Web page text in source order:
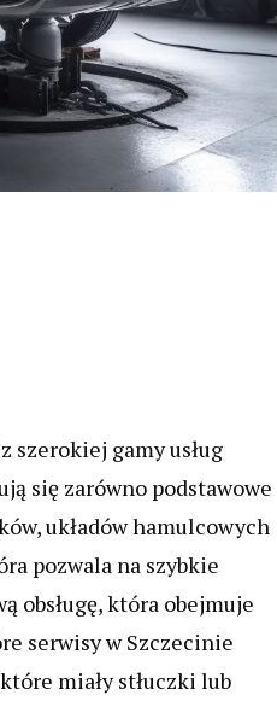
szerokiej gamy usług
się zarówno podstawowe
układów hamulcowych
pozwala na szybkie
obsługę, która obejmuje
serwisy w Szczecinie
miały stłuczki lub